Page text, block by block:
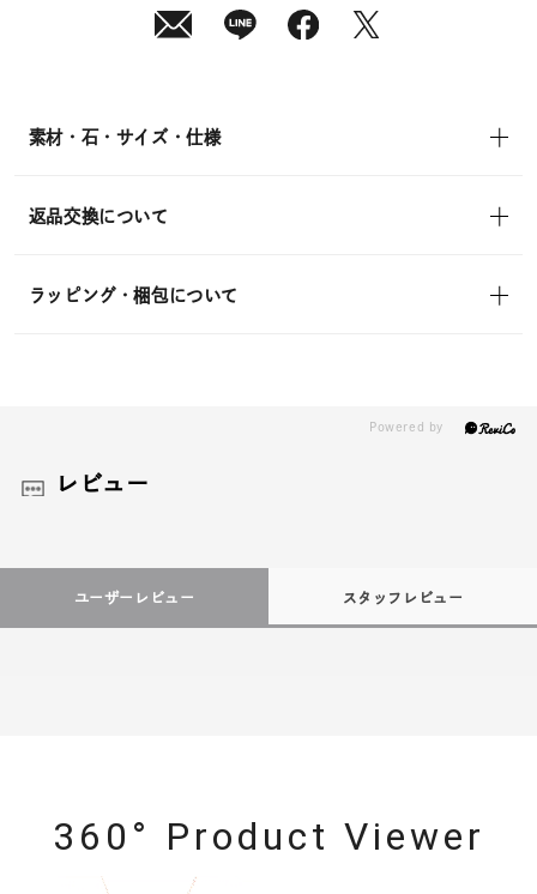
素材・石・サイズ・仕様
返品交換について
ラッピング・梱包について
レビュー
ユーザーレビュー スタッフレビュー
360° Product Viewer